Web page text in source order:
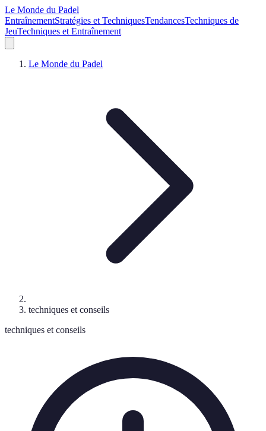
Le Monde du Padel
EntraînementStratégies et TechniquesTendancesTechniques de
JeuTechniques et Entraînement
Le Monde du Padel
techniques et conseils
techniques et conseils